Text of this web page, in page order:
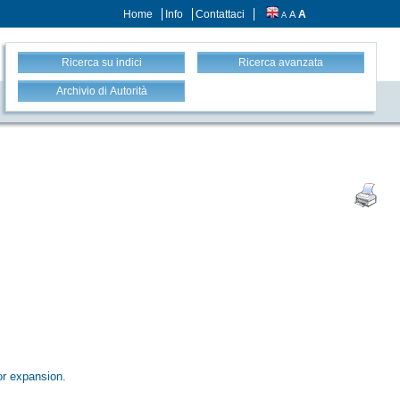
Home Info Contattaci A A A
Ricerca su indici Ricerca avanzata
Archivio di Autorità